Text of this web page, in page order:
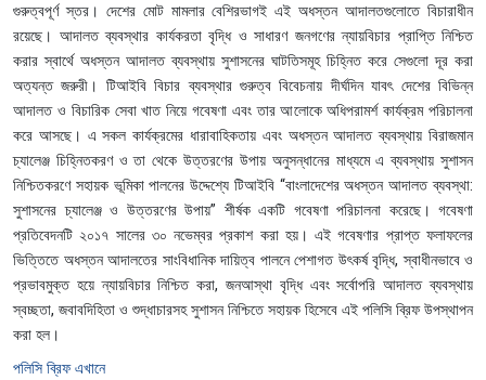
গুরুত্বপূর্ণ স্তর। দেশের মোট মামলার বেশিরভাগই এই অধস্তন আদালতগুলোতে বিচারাধীন
রয়েছে। আদালত ব্যবস্থার কার্যকরতা বৃদ্ধি ও সাধারণ জনগণের ন্যায়বিচার প্রাপ্তি নিশ্চিত
করার স্বার্থে অধস্তন আদালত ব্যবস্থায় সুশাসনের ঘাটতিসমূহ চিহ্নিত করে সেগুলো দূর করা
অত্যন্ত জরুরী। টিআইবি বিচার ব্যবস্থার গুরুত্ব বিবেচনায় দীর্ঘদিন যাবৎ দেশের বিভিন্ন
আদালত ও বিচারিক সেবা খাত নিয়ে গবেষণা এবং তার আলোকে অধিপরামর্শ কার্যক্রম পরিচালনা
করে আসছে। এ সকল কার্যক্রমের ধারাবাহিকতায় এবং অধস্তন আদালত ব্যবস্থায় বিরাজমান
চ্যালেঞ্জ চিহ্নিতকরণ ও তা থেকে উত্তরণের উপায় অনুসন্ধানের মাধ্যমে এ ব্যবস্থায় সুশাসন
নিশ্চিতকরণে সহায়ক ভূমিকা পালনের উদ্দেশ্যে টিআইবি “বাংলাদেশের অধস্তন আদালত ব্যবস্থা:
সুশাসনের চ্যালেঞ্জ ও উত্তরণের উপায়” শীর্ষক একটি গবেষণা পরিচালনা করেছে। গবেষণা
প্রতিবেদনটি ২০১৭ সালের ৩০ নভেম্বর প্রকাশ করা হয়। এই গবেষণার প্রাপ্ত ফলাফলের
ভিত্তিতে অধস্তন আদালতের সাংবিধানিক দায়িত্ব পালনে পেশাগত উৎকর্ষ বৃদ্ধি, স্বাধীনভাবে ও
প্রভাবমুক্ত হয়ে ন্যায়বিচার নিশ্চিত করা, জনআস্থা বৃদ্ধি এবং সর্বোপরি আদালত ব্যবস্থায়
স্বচ্ছতা, জবাবদিহিতা ও শুদ্ধাচারসহ সুশাসন নিশ্চিতে সহায়ক হিসেবে এই পলিসি ব্রিফ উপস্থাপন
করা হল।
পলিসি ব্রিফ এখানে